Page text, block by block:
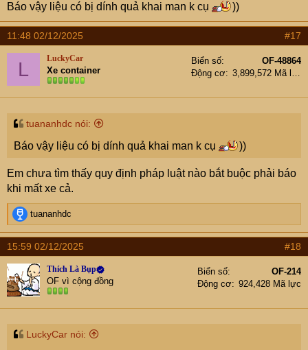
Báo vậy liệu có bị dính quả khai man k cụ ))
11:48 02/12/2025 #17
L LuckyCar
Xe container
Biển số
OF-48864
Động cơ
3,899,572 Mã lực
tuananhdc nói:
Báo vậy liệu có bị dính quả khai man k cụ ))
Em chưa tìm thấy quy định pháp luật nào bắt buộc phải báo
khi mất xe cả.
R
e
a
c
t
i
o
n
s
tuananhdc
15:59 02/12/2025 #18
Thích Là Bụp
OF vì cộng đồng
Biển số
OF-214
Động cơ
924,428 Mã lực
LuckyCar nói: